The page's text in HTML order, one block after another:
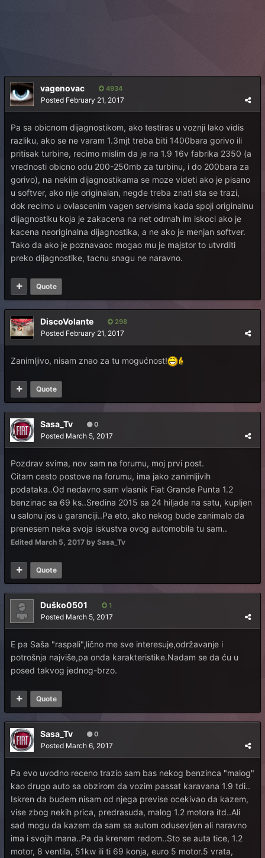
vagenovac 4934
Posted February 21, 2017
Pa sa obicnom dijagnostikom, ako testiras u voznji lako vidis
razliku, ako se ne varam 1.3mjt treba biti 1400bara gorivo ili
pritisak turbine, recimo mislim da je na 1.9 16v fabrika 2350 (a
vrednosti obicno odu 200-250mb za turbinu, i do 200bara za
gorivo), na nekim dijagnostikama se moze videti ako je pisano
u softver, ako nije originalan, negde treba znati sta se trazi,
dok recimo u ovlascenim vagen servisima kada spoji originalnu
dijagnostiku koja je zakacena na net odmah im iskoci ako je
kacena neoriginalna dijagnostika, a ne ako je menjan softver.
Tako da ako je poznavaoc mogao mu je majstor to utvrditi
preko dijagnostike, tacnu snagu ne naravno.
Quote
DiscoVolante 298
Posted February 21, 2017
Zanimljivo, nisam znao za tu mogućnost!
Quote
Sasa_Tv 0
Posted March 5, 2017
Pozdrav svima, nov sam na forumu, moj prvi post.
Citam cesto postove na forumu, ima jako zanimljivih
podataka..Od nedavno sam vlasnik Fiat Grande Punta 1.2
benzinac sa 69 ks..Sredina 2015 sa 24 hiljade na satu, kupljen
u salonu jos u garanciji..Pa eto, ako nekog bude zanimalo da
prenesem neka svoja iskustva ovog automobila tu sam..
Edited March 5, 2017 by Sasa_Tv
Quote
Duško0501 1
Posted March 5, 2017
E pa Saša "raspali",lično me sve interesuje,održavanje i
potrošnja najviše,pa onda karakteristike.Nadam se da ću u
posed takvog jednog-brzo.
Quote
Sasa_Tv 0
Posted March 6, 2017
Pa evo uvodno receno trazio sam bas nekog benzinca "malog"
kao drugo auto sa obzirom da vozim passat karavana 1.9 tdi..
Iskren da budem nisam od njega previse ocekivao da kazem,
vise zbog nekih prica, predrasuda, malog 1.2 motora itd..Ali
sad mogu da kazem da sam sa autom odusevljen ali naravno
ima i svojih mana..Pa da krenem redom..Sto se auta tice, 1.2
motor, 8 ventila, 51kw ili ti 69 konja, euro 5 motor.5 vrata,